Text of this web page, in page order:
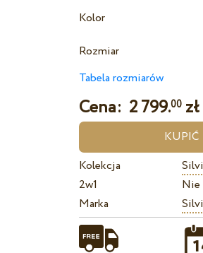
Kolor
Rozmiar
Tabela rozmiarów
Cena: 2 799.00 zł
Kolekcja
2w1
Nie
Marka